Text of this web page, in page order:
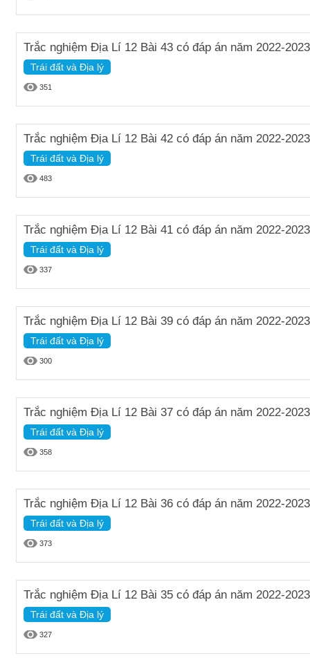
Trắc nghiệm Địa Lí 12 Bài 43 có đáp án năm 2022-
Trái đất và Địa lý
351
Trắc nghiệm Địa Lí 12 Bài 42 có đáp án năm 2022-
Trái đất và Địa lý
483
Trắc nghiệm Địa Lí 12 Bài 41 có đáp án năm 2022-
Trái đất và Địa lý
337
Trắc nghiệm Địa Lí 12 Bài 39 có đáp án năm 2022-
Trái đất và Địa lý
300
Trắc nghiệm Địa Lí 12 Bài 37 có đáp án năm 2022-
Trái đất và Địa lý
358
Trắc nghiệm Địa Lí 12 Bài 36 có đáp án năm 2022-
Trái đất và Địa lý
373
Trắc nghiệm Địa Lí 12 Bài 35 có đáp án năm 2022-
Trái đất và Địa lý
327